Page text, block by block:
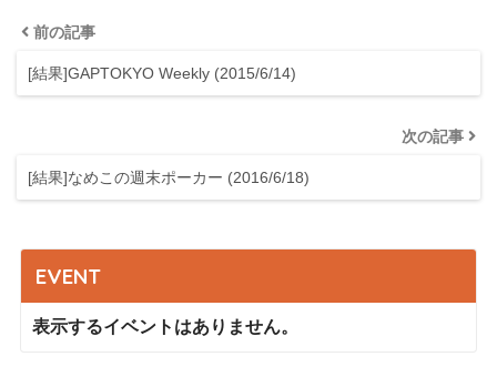
前の記事
[結果]GAPTOKYO Weekly (2015/6/14)
次の記事
[結果]なめこの週末ポーカー (2016/6/18)
EVENT
表示するイベントはありません。